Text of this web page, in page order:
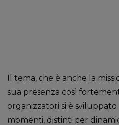
Il tema, che è anche la
sua presenza così
organizzatori ­si è
momenti, distinti per